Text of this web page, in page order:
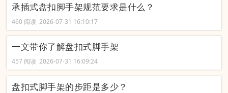
承插式盘扣脚手架规范要求是什么？
460 阅读 2026-07-31 16:10:17
一文带你了解盘扣式脚手架
457 阅读 2026-07-31 16:09:24
盘扣式脚手架的步距是多少？